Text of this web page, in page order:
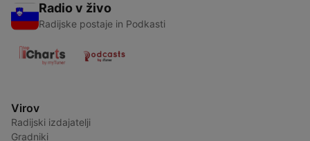
Radio v živo
Radijske postaje in Podkasti
Virov
Radijski izdajatelji
Gradniki